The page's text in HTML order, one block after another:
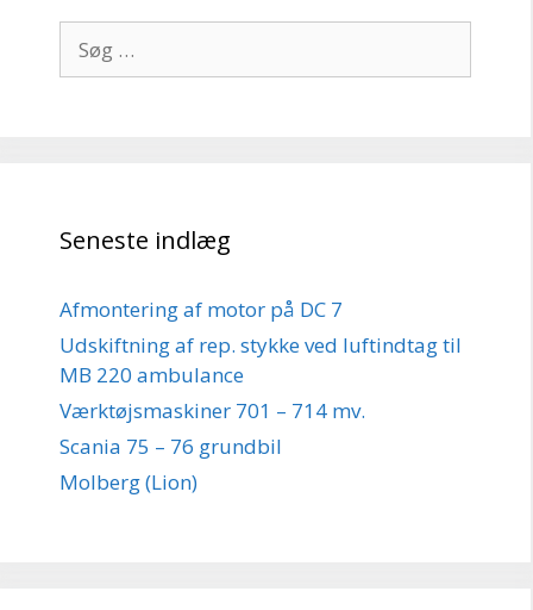
efter:
Seneste indlæg
Afmontering af motor på DC 7
Udskiftning af rep. stykke ved luftindtag til
MB 220 ambulance
Værktøjsmaskiner 701 – 714 mv.
Scania 75 – 76 grundbil
Molberg (Lion)